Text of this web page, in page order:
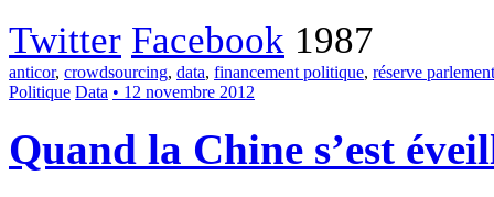
Twitter Facebook 1987
anticor, crowdsourcing, data, financement politique, réserve
Politique Data • 12 novembre 2012
Quand la Chine s’est